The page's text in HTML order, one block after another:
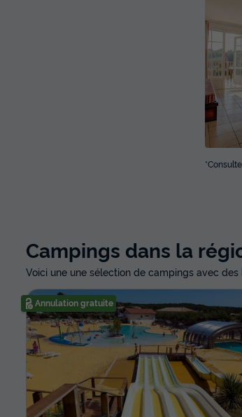
Campings dans la
Voici une une sélection de campings avec
Annulation gratuite